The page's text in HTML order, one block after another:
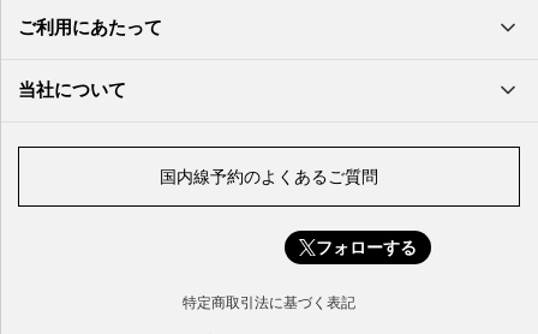
奄美大島空港
徳之島空港
喜界島空港
多良間空港
ご利用にあたって
当社について
国内線予約のよくあるご質問
フォローする
特定商取引法に基づく表記